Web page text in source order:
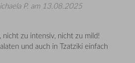
P. am 13.08.2025
zu intensiv, nicht zu mild!
und auch in Tzatziki einfach